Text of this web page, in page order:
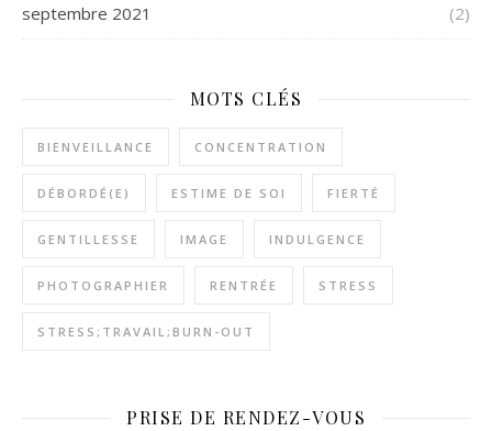
septembre 2021 (2)
MOTS CLÉS
BIENVEILLANCE CONCENTRATION
DÉBORDÉ(E) ESTIME DE SOI FIERTÉ
GENTILLESSE IMAGE INDULGENCE
PHOTOGRAPHIER RENTRÉE STRESS
STRESS;TRAVAIL;BURN-OUT
PRISE DE RENDEZ-VOUS